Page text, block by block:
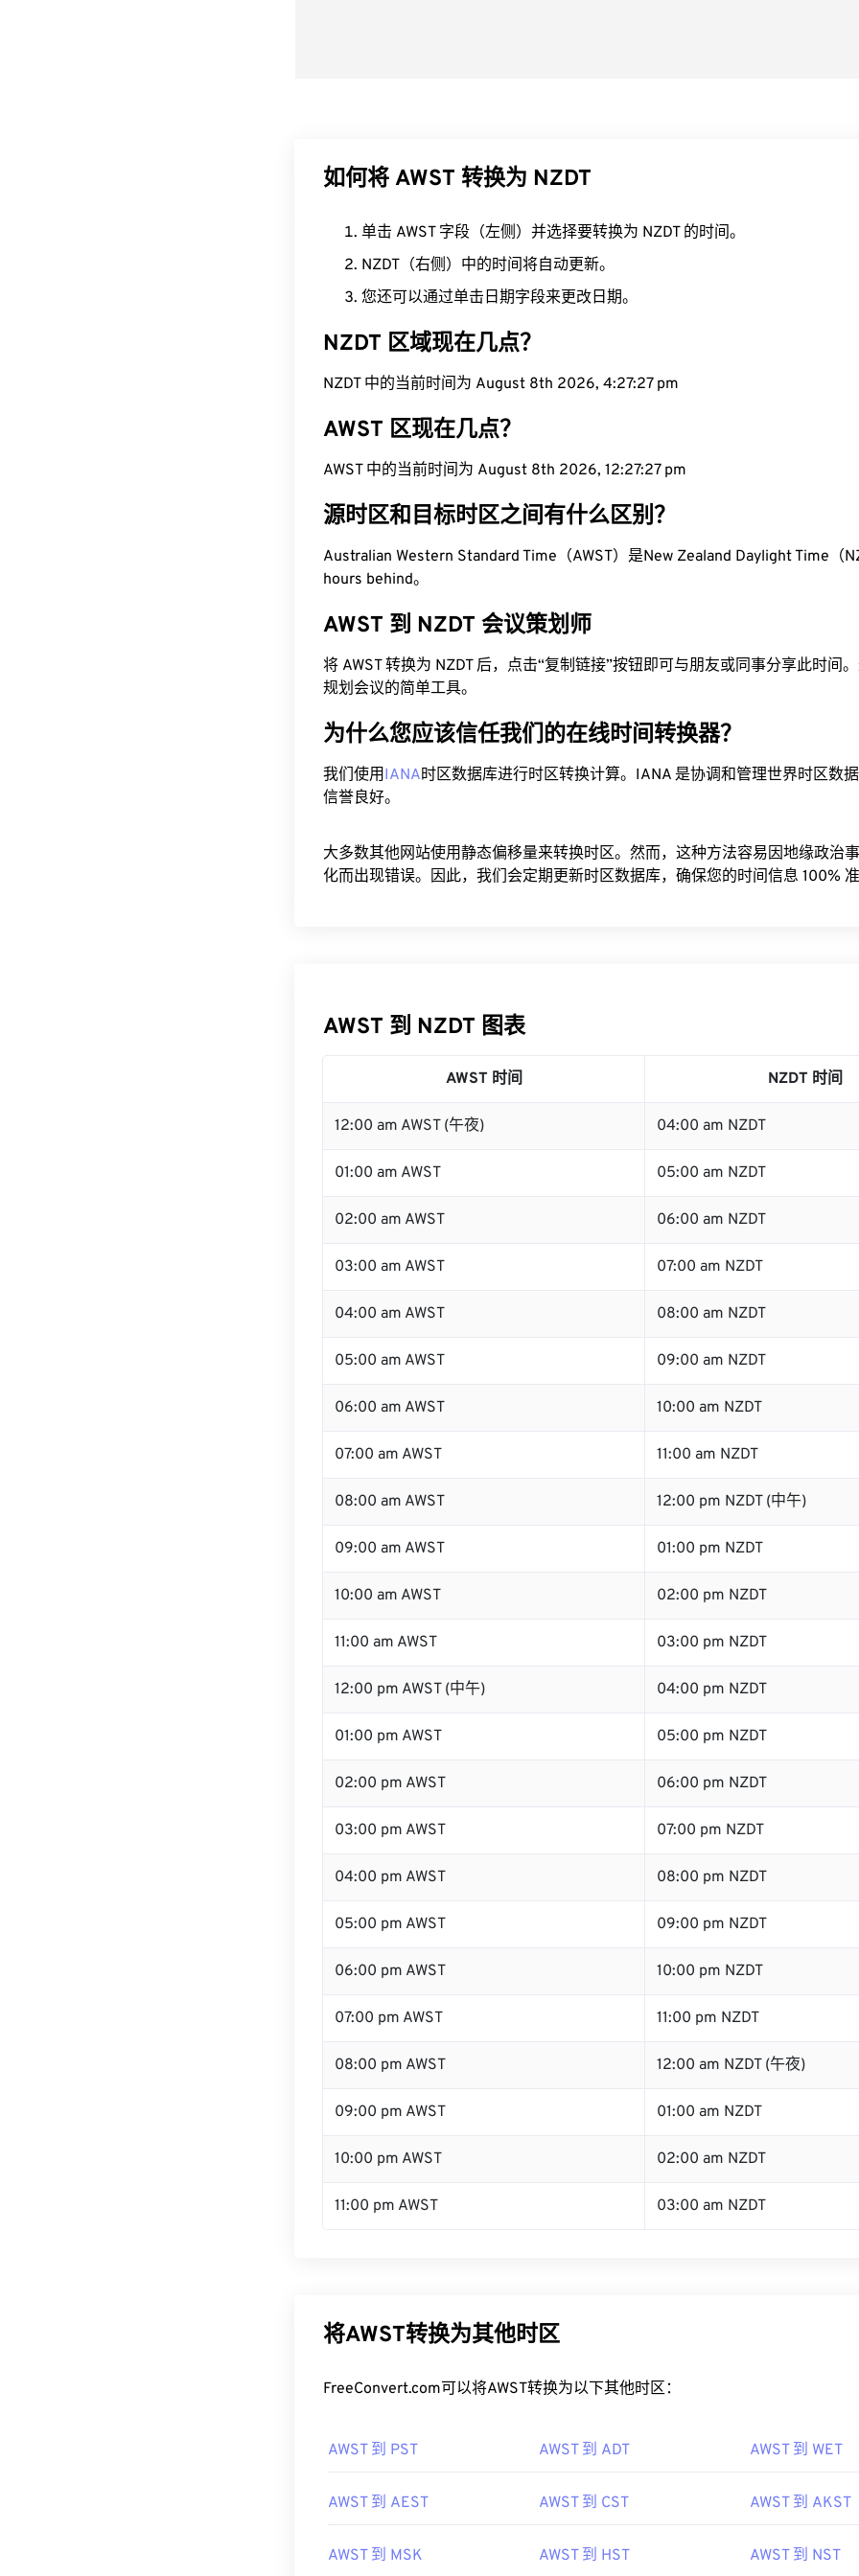
如何将 AWST 转换为 NZDT
单击 AWST 字段（左侧）并选择要转换为 NZDT 的时间。
NZDT（右侧）中的时间将自动更新。
您还可以通过单击日期字段来更改日期。
NZDT 区域现在几点？
NZDT 中的当前时间为 August 8th 2026, 4:27:28 pm
AWST 区现在几点？
AWST 中的当前时间为 August 8th 2026, 12:27:28 pm
源时区和目标时区之间有什么区别？
Australian Western Standard Time（AWST）是New Zealand Daylight Time（
hours behind。
AWST 到 NZDT 会议策划师
将 AWST 转换为 NZDT 后，点击“复制链接”按钮即可与朋友或同事分享此时间
规划会议的简单工具。
为什么您应该信任我们的在线时间转换器？
我们使用IANA时区数据库进行时区转换计算。IANA 是协调和管理世界时区数
信誉良好。
大多数其他网站使用静态偏移量来转换时区。然而，这种方法容易因地缘政治
化而出现错误。因此，我们会定期更新时区数据库，确保您的时间信息 100%
AWST 到 NZDT 图表
AWST 时间 NZDT 时间
12:00 am AWST (午夜) 04:00 am NZDT
01:00 am AWST 05:00 am NZDT
02:00 am AWST 06:00 am NZDT
03:00 am AWST 07:00 am NZDT
04:00 am AWST 08:00 am NZDT
05:00 am AWST 09:00 am NZDT
06:00 am AWST 10:00 am NZDT
07:00 am AWST 11:00 am NZDT
08:00 am AWST 12:00 pm NZDT (中午)
09:00 am AWST 01:00 pm NZDT
10:00 am AWST 02:00 pm NZDT
11:00 am AWST 03:00 pm NZDT
12:00 pm AWST (中午) 04:00 pm NZDT
01:00 pm AWST 05:00 pm NZDT
02:00 pm AWST 06:00 pm NZDT
03:00 pm AWST 07:00 pm NZDT
04:00 pm AWST 08:00 pm NZDT
05:00 pm AWST 09:00 pm NZDT
06:00 pm AWST 10:00 pm NZDT
07:00 pm AWST 11:00 pm NZDT
08:00 pm AWST 12:00 am NZDT (午夜)
09:00 pm AWST 01:00 am NZDT
10:00 pm AWST 02:00 am NZDT
11:00 pm AWST 03:00 am NZDT
将AWST转换为其他时区
FreeConvert.com可以将AWST转换为以下其他时区：
AWST 到 PST AWST 到 ADT AWST 到 WET
AWST 到 AEST AWST 到 CST AWST 到 AKST
AWST 到 MSK AWST 到 HST AWST 到 NST